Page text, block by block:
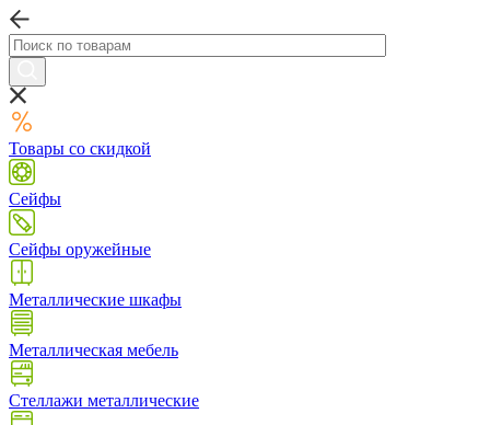
Товары со скидкой
Сейфы
Сейфы оружейные
Металлические шкафы
Металлическая мебель
Стеллажи металлические